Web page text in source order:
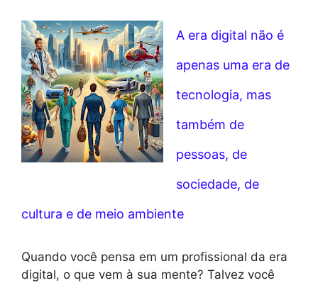
A era digital não é
apenas uma era de
tecnologia, mas
também de
pessoas, de
sociedade, de
cultura e de meio ambiente
Quando você pensa em um profissional da era
digital, o que vem à sua mente? Talvez você